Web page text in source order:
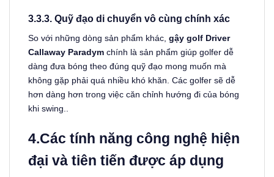
3.3.3. Quỹ đạo di chuyển vô cùng chính xác
So với những dòng sản phẩm khác, gậy golf Driver
Callaway Paradym chính là sản phẩm giúp golfer dễ
dàng đưa bóng theo đúng quỹ đạo mong muốn mà
không gặp phải quá nhiều khó khăn. Các golfer sẽ dễ
hơn dàng hơn trong việc căn chỉnh hướng đi của bóng
khi swing..
4.Các tính năng công nghệ hiện
đại và tiên tiến được áp dụng